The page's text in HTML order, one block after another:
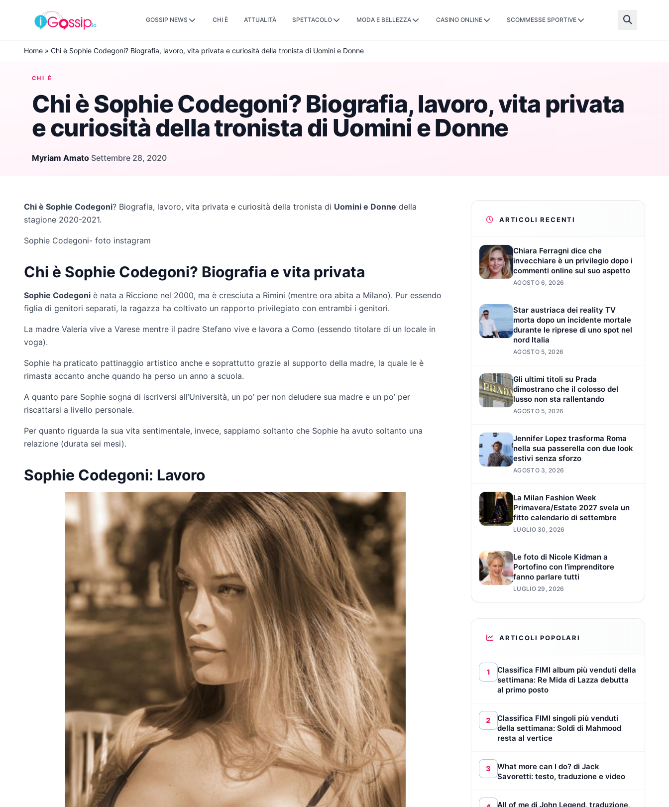
Skip to content
GOSSIP NEWS CHI È ATTUALITÀ SPETTACOLO MODA E BELLEZZA CASINO ONLINE SCOMMESSE SPORTIVE
Home » Chi è Sophie Codegoni? Biografia, lavoro, vita privata e curiosità della tronista di Uomini e Donne
CHI È
Chi è Sophie Codegoni? Biografia, lavoro, vita privata
e curiosità della tronista di Uomini e Donne
Myriam Amato·Settembre 28, 2020
Chi è Sophie Codegoni? Biografia, lavoro, vita privata e curiosità della tronista di Uomini e Donne della
stagione 2020-2021.
Sophie Codegoni- foto instagram
Chi è Sophie Codegoni? Biografia e vita privata
Sophie Codegoni è nata a Riccione nel 2000, ma è cresciuta a Rimini (mentre ora abita a Milano). Pur essendo
figlia di genitori separati, la ragazza ha coltivato un rapporto privilegiato con entrambi i genitori.
La madre Valeria vive a Varese mentre il padre Stefano vive e lavora a Como (essendo titolare di un locale in
voga).
Sophie ha praticato pattinaggio artistico anche e soprattutto grazie al supporto della madre, la quale le è
rimasta accanto anche quando ha perso un anno a scuola.
A quanto pare Sophie sogna di iscriversi all’Università, un po’ per non deludere sua madre e un po’ per
riscattarsi a livello personale.
Per quanto riguarda la sua vita sentimentale, invece, sappiamo soltanto che Sophie ha avuto soltanto una
relazione (durata sei mesi).
Sophie Codegoni: Lavoro
ARTICOLI RECENTI
Chiara Ferragni dice che
invecchiare è un privilegio dopo i
commenti online sul suo aspetto
AGOSTO 6, 2026
Star austriaca dei reality TV
morta dopo un incidente mortale
durante le riprese di uno spot nel
nord Italia
AGOSTO 5, 2026
Gli ultimi titoli su Prada
dimostrano che il colosso del
lusso non sta rallentando
AGOSTO 5, 2026
Jennifer Lopez trasforma Roma
nella sua passerella con due look
estivi senza sforzo
AGOSTO 3, 2026
La Milan Fashion Week
Primavera/Estate 2027 svela un
fitto calendario di settembre
LUGLIO 30, 2026
Le foto di Nicole Kidman a
Portofino con l’imprenditore
fanno parlare tutti
LUGLIO 29, 2026
ARTICOLI POPOLARI
1
Classifica FIMI album più venduti della
settimana: Re Mida di Lazza debutta
al primo posto
2
Classifica FIMI singoli più venduti
della settimana: Soldi di Mahmood
resta al vertice
3
What more can I do? di Jack
Savoretti: testo, traduzione e video
All of me di John Legend, traduzione,